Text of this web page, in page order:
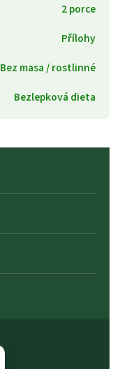
2 porce
Přílohy
Bez masa / rostlinné
Bezlepková dieta